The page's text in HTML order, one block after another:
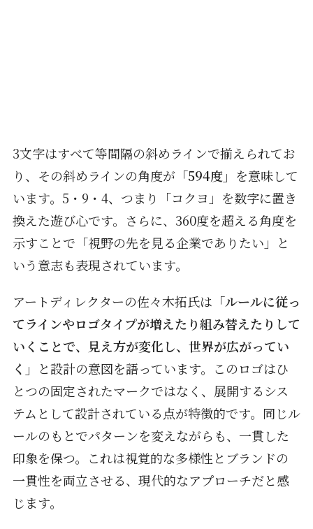
3文字はすべて等間隔の斜めラインで揃えられてお
り、その斜めラインの角度が 「594度」 を意味して
います。5・9・4、つまり「コクヨ」を数字に置き
換えた遊び心です。さらに、360度を超える角度を
示すことで「視野の先を見る企業でありたい」と
いう意志も表現されています。
アートディレクターの佐々木拓氏は 「ルールに従っ
てラインやロゴタイプが増えたり組み替えたりして
いくことで、見え方が変化し、世界が広がってい
く」
と設計の意図を語っています。このロゴはひ
とつの固定されたマークではなく、展開するシス
テムとして設計されている点が特徴的です。同じル
ールのもとでパターンを変えながらも、一貫した
印象を保つ。これは視覚的な多様性とブランドの
一貫性を両立させる、現代的なアプローチだと感
じます。